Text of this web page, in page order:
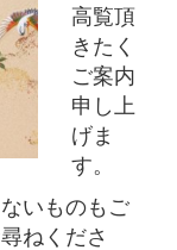
高覧頂
きたく
ご案内
申し上
げま
す。
いものもご
ねくださ